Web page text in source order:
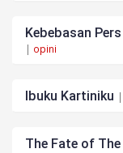
Kebebasan
| opini
Ibuku Kartiniku
The Fate of